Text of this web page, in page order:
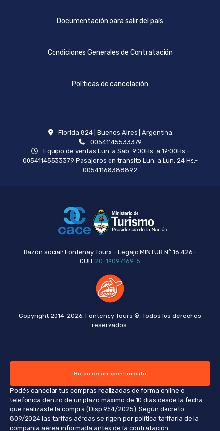
Documentación para salir del país
Condiciones Generales de Contratación
Políticas de cancelación
Florida 824 | Buenos Aires | Argentina
00541145533379
Equipo de ventas Lun. a Sab. 9:00Hs. a 19:00Hs.-
00541145533379 Pasajeros en transito Lun. a Lun. 24 Hs.-
00541168388892
Razón social: Fontenay Tours - Legajo MINTUR N° 16.426.-
CUIT 20-19097169-5
Copyright 2014-2026, Fontenay Tours ®, Todos los derechos
reservados.
Boton de arrepentimiento
Podés cancelar tus compras realizadas de forma online o
telefonica dentro de un plazo máximo de 10 días desde la fecha
que realizaste la compra (Disp.954/2025). Según decreto
809/2024 las tarifas aéreas se rigen por política tarifaria de la
compañía aérea informada antes de la contratación.